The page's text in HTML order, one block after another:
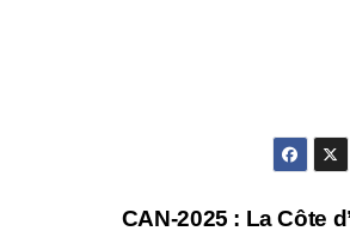
CAN-2025 : La Côte